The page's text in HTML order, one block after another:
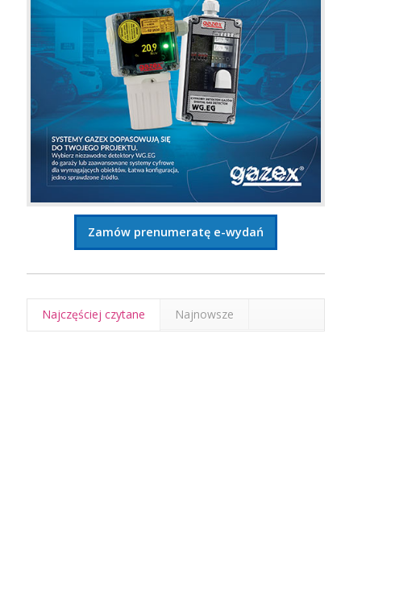
Zamów prenumeratę e-wydań
Najczęściej czytane Najnowsze